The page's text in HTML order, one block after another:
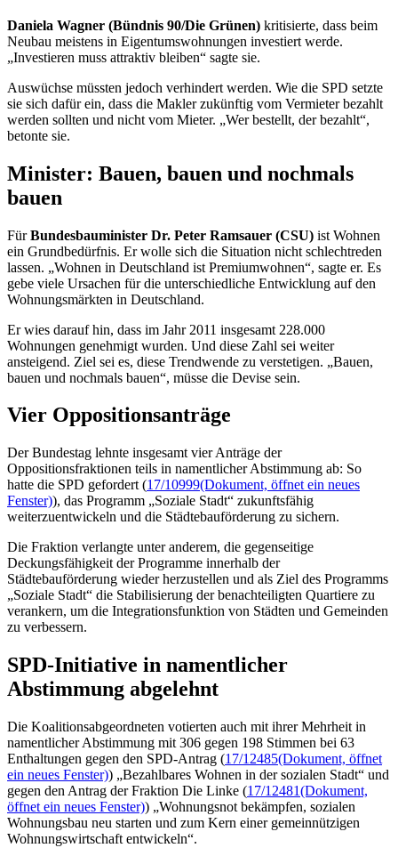
Daniela Wagner (Bündnis 90/Die Grünen) kritisierte, dass beim
Neubau meistens in Eigentumswohnungen investiert werde.
„Investieren muss attraktiv bleiben“ sagte sie.
Auswüchse müssten jedoch verhindert werden. Wie die SPD setzte
sie sich dafür ein, dass die Makler zukünftig vom Vermieter bezahlt
werden sollten und nicht vom Mieter. „Wer bestellt, der bezahlt“,
betonte sie.
Minister: Bauen, bauen und nochmals
bauen
FürBundesbauminister Dr. Peter Ramsauer (CSU) ist Wohnen
ein Grundbedürfnis. Er wolle sich die Situation nicht schlechtreden
lassen. „Wohnen in Deutschland ist Premiumwohnen“, sagte er. Es
gebe viele Ursachen für die unterschiedliche Entwicklung auf den
Wohnungsmärkten in Deutschland.
Er wies darauf hin, dass im Jahr 2011 insgesamt 228.000
Wohnungen genehmigt wurden. Und diese Zahl sei weiter
ansteigend. Ziel sei es, diese Trendwende zu verstetigen. „Bauen,
bauen und nochmals bauen“, müsse die Devise sein.
Vier Oppositionsanträge
Der Bundestag lehnte insgesamt vier Anträge der
Oppositionsfraktionen teils in namentlicher Abstimmung ab: So
hatte die SPD gefordert (17/10999(Dokument, öffnet ein neues
Fenster)), das Programm „Soziale Stadt“ zukunftsfähig
weiterzuentwickeln und die Städtebauförderung zu sichern.
Die Fraktion verlangte unter anderem, die gegenseitige
Deckungsfähigkeit der Programme innerhalb der
Städtebauförderung wieder herzustellen und als Ziel des Programms
„Soziale Stadt“ die Stabilisierung der benachteiligten Quartiere zu
verankern, um die Integrationsfunktion von Städten und Gemeinden
zu verbessern.
SPD-Initiative in namentlicher
Abstimmung abgelehnt
Die Koalitionsabgeordneten votierten auch mit ihrer Mehrheit in
namentlicher Abstimmung mit 306 gegen 198 Stimmen bei 63
Enthaltungen gegen den SPD-Antrag (17/12485(Dokument, öffnet
ein neues Fenster)) „Bezahlbares Wohnen in der sozialen Stadt“ und
gegen den Antrag der Fraktion Die Linke (17/12481(Dokument,
öffnet ein neues Fenster)) „Wohnungsnot bekämpfen, sozialen
Wohnungsbau neu starten und zum Kern einer gemeinnützigen
Wohnungswirtschaft entwickeln“.